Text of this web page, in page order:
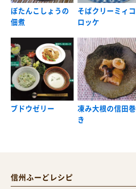
ぼたんこしょうの
佃煮
そばクリーミィコ
ロッケ
ブドウゼリー
凍み大根の信田巻
き
信州ふーどレシピ